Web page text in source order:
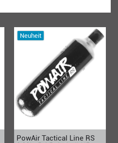
Neuheit
PowAir Tactical Line RS